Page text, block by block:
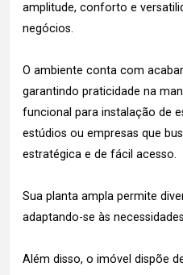
amplitude, conforto e
negócios.
O ambiente conta com
garantindo praticidade na
funcional para instalação de
estúdios ou empresas que
estratégica e de fácil acesso.
Sua planta ampla permite
adaptando-se às
Além disso, o imóvel dispõe